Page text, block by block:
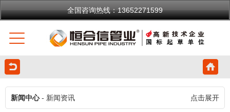
全国咨询热线：13652271599
新闻中心- 新闻资讯 点击展开